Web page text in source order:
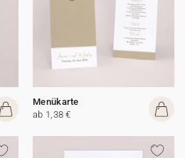
Menükarte
ab 1,38 €